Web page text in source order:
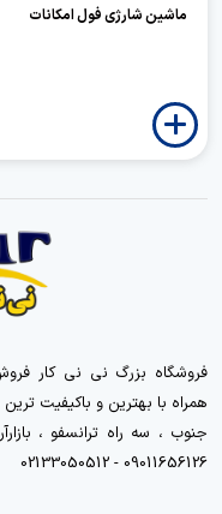
ماشین شارژی فول امکانات
فروشگاه بزرگ نی نی کار
همراه با بهترین و باکیفیت
09011656126 - 02133050512